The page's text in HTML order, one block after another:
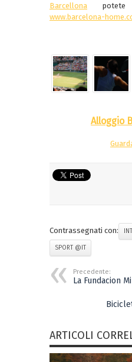
Barcellona
www.barcelona-
Alloggio
Contrassegnati con:
SPORT @IT
Precedente:
La Fundacion
ARTICOLI